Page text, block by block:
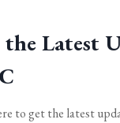
Latest
to get the latest